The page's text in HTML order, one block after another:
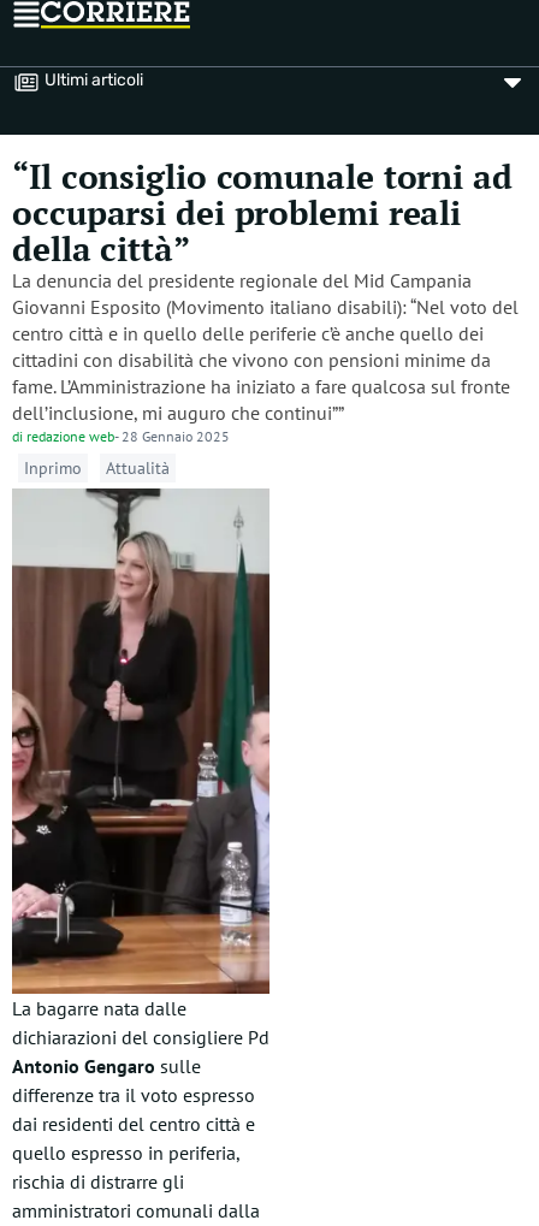
Ultimi articoli
“Il consiglio comunale torni ad
occuparsi dei problemi reali
della città”
La denuncia del presidente regionale del Mid Campania
Giovanni Esposito (Movimento italiano disabili): “Nel voto del
centro città e in quello delle periferie c’è anche quello dei
cittadini con disabilità che vivono con pensioni minime da
fame. L’Amministrazione ha iniziato a fare qualcosa sul fronte
dell’inclusione, mi auguro che continui””
di redazione web- 28 Gennaio 2025
Inprimo Attualità
La bagarre nata dalle
dichiarazioni del consigliere Pd
Antonio Gengaro sulle
differenze tra il voto espresso
dai residenti del centro città e
quello espresso in periferia,
rischia di distrarre gli
amministratori comunali dalla